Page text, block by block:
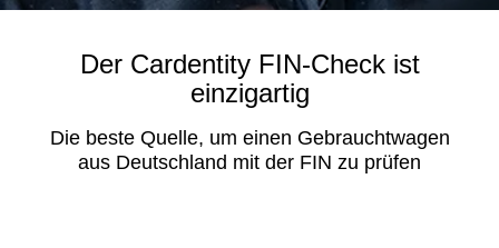
Der Cardentity FIN-Check ist
einzigartig
Die beste Quelle, um einen Gebrauchtwagen
aus Deutschland mit der FIN zu prüfen